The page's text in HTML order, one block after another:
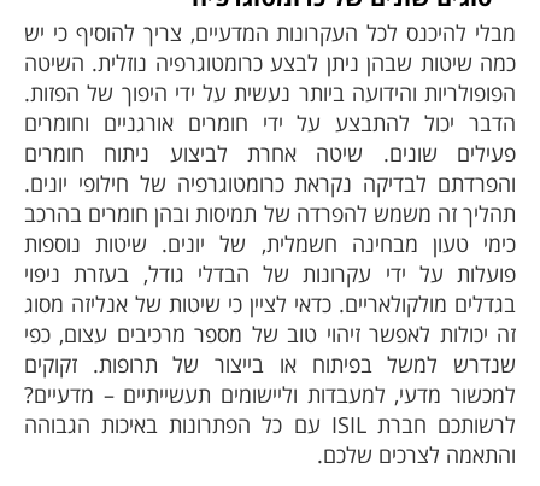
מבלי להיכנס לכל העקרונות המדעיים, צריך להוסיף כי יש
כמה שיטות שבהן ניתן לבצע כרומטוגרפיה נוזלית. השיטה
הפופולריות והידועה ביותר נעשית על ידי היפוך של הפזות.
הדבר יכול להתבצע על ידי חומרים אורגניים וחומרים
פעילים שונים. שיטה אחרת לביצוע ניתוח חומרים
והפרדתם לבדיקה נקראת כרומטוגרפיה של חילופי יונים.
תהליך זה משמש להפרדה של תמיסות ובהן חומרים בהרכב
כימי טעון מבחינה חשמלית, של יונים. שיטות נוספות
פועלות על ידי עקרונות של הבדלי גודל, בעזרת ניפוי
בגדלים מולקולאריים. כדאי לציין כי שיטות של אנליזה מסוג
זה יכולות לאפשר זיהוי טוב של מספר מרכיבים עצום, כפי
שנדרש למשל בפיתוח או בייצור של תרופות. זקוקים
למכשור מדעי, למעבדות וליישומים תעשייתיים – מדעיים?
לרשותכם חברת ISIL עם כל הפתרונות באיכות הגבוהה
והתאמה לצרכים שלכם.